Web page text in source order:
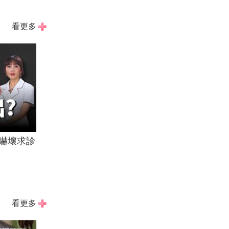
看更多
壞求診
看更多